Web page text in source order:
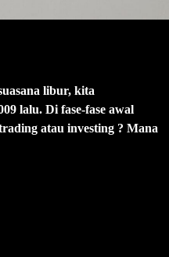
libur, kita
lalu. Di fase-fase awal
atau investing ? Mana